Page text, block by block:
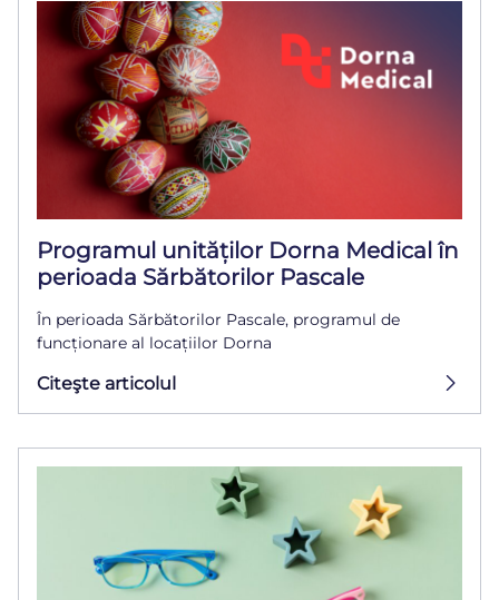
Programul unităților Dorna Medical în
perioada Sărbătorilor Pascale
În perioada Sărbătorilor Pascale, programul de
funcționare al locațiilor Dorna
Citeşte articolul